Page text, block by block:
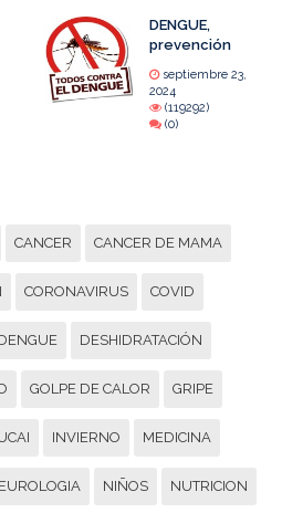
DENGUE,
prevención
septiembre 23,
2024
(119292)
(0)
CANCER CANCER DE MAMA
CORONAVIRUS COVID
DESHIDRATACIÓN
GOLPE DE CALOR GRIPE
INVIERNO MEDICINA
NIÑOS NUTRICION